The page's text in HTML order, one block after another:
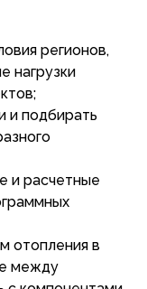
регионов,
нагрузки
и подбирать
и расчетные
отопления в
между